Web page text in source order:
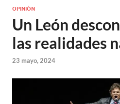
OPINIÓN
Un León
las realidades
23 mayo, 2024